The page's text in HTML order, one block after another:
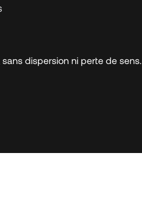
dispersion ni perte de sens.